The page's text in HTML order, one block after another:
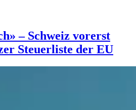
– Schweiz vorerst
Steuerliste der EU